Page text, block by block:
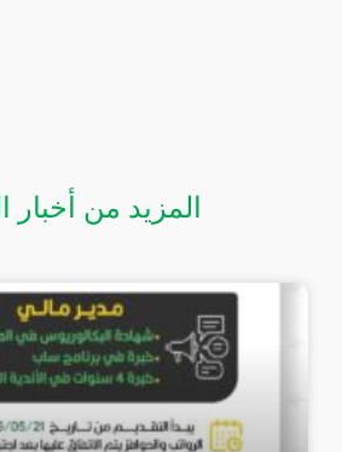
المزيد من أخبار